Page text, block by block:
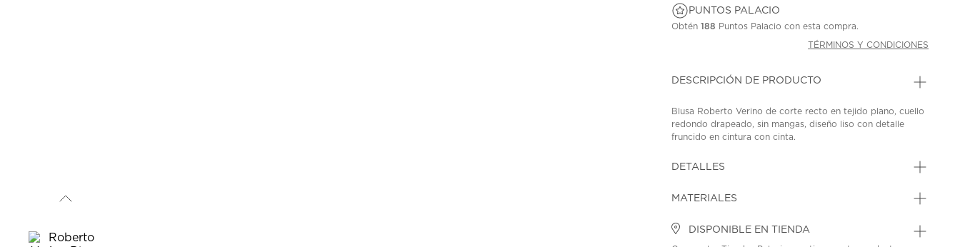
PUNTOS PALACIO
Obtén188 Puntos Palacio con esta compra.
TÉRMINOS Y CONDICIONES
DESCRIPCIÓN DE PRODUCTO
Blusa Roberto Verino de corte recto en tejido plano, cuello
redondo drapeado, sin mangas, diseño liso con detalle
fruncido en cintura con cinta.
DETALLES
MATERIALES
DISPONIBLE EN TIENDA